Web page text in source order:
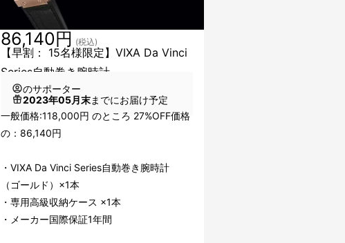
【早割： 15名様限定】VIXA Da Vinci
Series自動巻き腕時計
86,140円 (税込)
のサポーター
2023年05月末までにお届け予定
一般価格:118,000円 のところ 27%OFF価格
の：86,140円
・VIXA Da Vinci Series自動巻き腕時計
（ゴールド）×1本
・専用高級収納ケース ×1本
・メーカー国際保証1年間